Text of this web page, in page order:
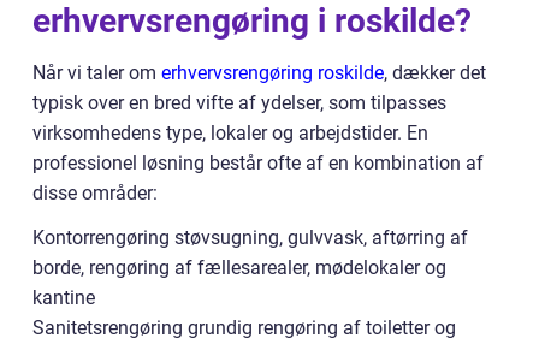
erhvervsrengøring i roskilde?
Når vi taler om erhvervsrengøring roskilde, dækker det
typisk over en bred vifte af ydelser, som tilpasses
virksomhedens type, lokaler og arbejdstider. En
professionel løsning består ofte af en kombination af
disse områder:
Kontorrengøring støvsugning, gulvvask, aftørring af
borde, rengøring af fællesarealer, mødelokaler og
kantine
Sanitetsrengøring grundig rengøring af toiletter og